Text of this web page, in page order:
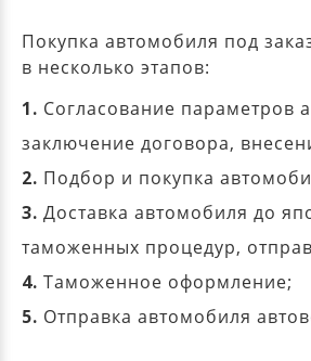
Покупка автомобиля под
в несколько этапов:
1. Согласование параметров
заключение договора,
2. Подбор и покупка
3. Доставка автомобиля до
таможенных процедур,
4. Таможенное оформление;
5. Отправка автомобиля